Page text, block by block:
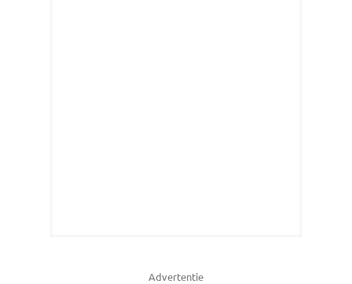
Advertentie